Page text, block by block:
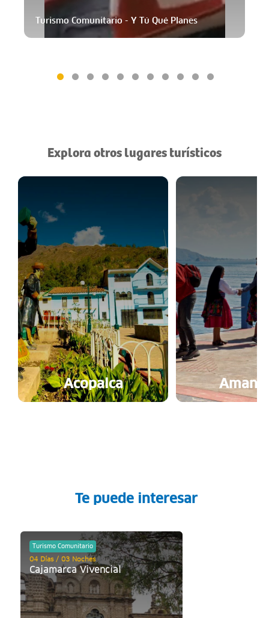
Turismo Comunitario - Y Tú Qué Planes
Explora otros lugares turísticos
Acopalca
Te puede interesar
Turismo Comunitario
04 Días / 03 Noches
Cajamarca Vivencial